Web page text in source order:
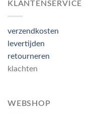
KLANTENSERVICE
verzendkosten
levertijden
retourneren
klachten
WEBSHOP